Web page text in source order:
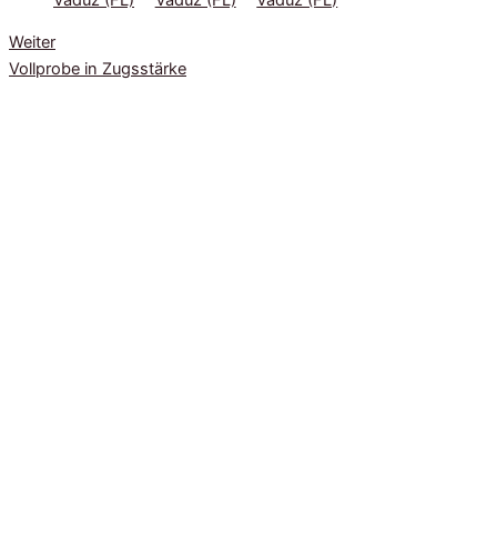
Weiter
Vollprobe in Zugsstärke